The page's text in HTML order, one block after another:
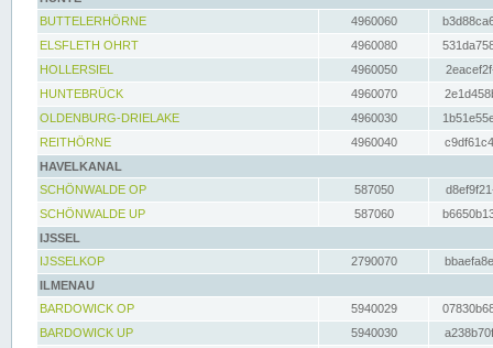
BUTTELERHÖRNE
4960060
ELSFLETH OHRT
4960080
HOLLERSIEL
4960050
HUNTEBRÜCK
4960070
OLDENBURG-DRIELAKE
4960030
REITHÖRNE
4960040
HAVELKANAL
SCHÖNWALDE OP
587050
SCHÖNWALDE UP
587060
IJSSEL
IJSSELKOP
2790070
ILMENAU
BARDOWICK OP
5940029
BARDOWICK UP
5940030